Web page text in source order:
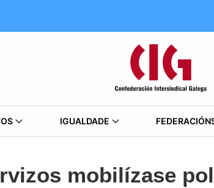
IGUALDADE
mobilízase